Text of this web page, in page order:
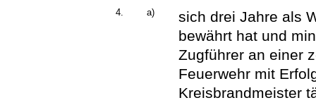
4. a)
sich drei Jahre als
bewährt hat und
Zugführer an einer
Feuerwehr mit
Kreisbrandmeister